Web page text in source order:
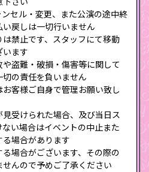
セル・変更、また公演の途中終
戻しは一切行いません
禁止です、スタッフにて移動
います
盗難・破損・傷害等に関して
の責任を負いません
客様ご自身で管理お願い致し
受けられた場合、及び当日ス
い場合はイベントの中止また
場合があります
場合がございます、その際の
んので予めご了承ください